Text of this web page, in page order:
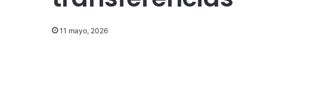
11 mayo, 2026